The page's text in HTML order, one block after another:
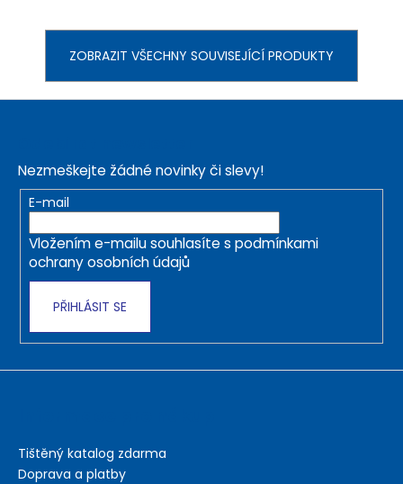
ZOBRAZIT VŠECHNY SOUVISEJÍCÍ PRODUKTY
Nezmeškejte žádné novinky či slevy!
E-mail
Vložením e-mailu souhlasíte s podmínkami
ochrany osobních údajů
PŘIHLÁSIT SE
Tištěný katalog zdarma
Doprava a platby